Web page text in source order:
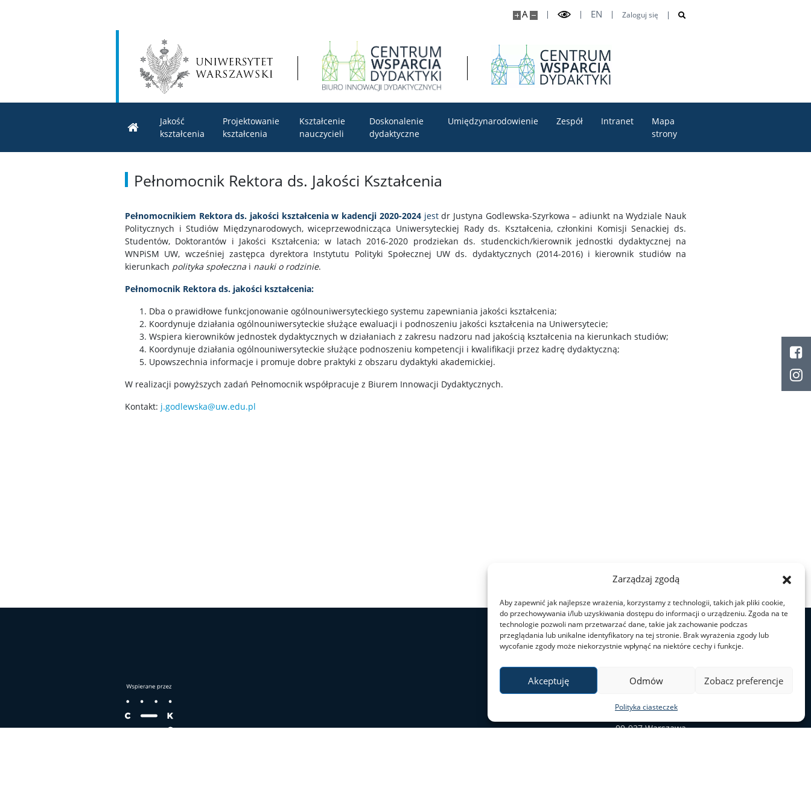
Zarządzaj zgodą
Aby zapewnić jak najlepsze wrażenia, korzystamy z technologii, takich jak pliki cookie,
do przechowywania i/lub uzyskiwania dostępu do informacji o urządzeniu. Zgoda na te
technologie pozwoli nam przetwarzać dane, takie jak zachowanie podczas
przeglądania lub unikalne identyfikatory na tej stronie. Brak wyrażenia zgody lub
wycofanie zgody może niekorzystnie wpłynąć na niektóre cechy i funkcje.
Akceptuję Odmów Zobacz preferencje
Polityka ciasteczek
A EN Zaloguj się
Jakość
kształcenia
Projektowanie
kształcenia
Kształcenie
nauczycieli
Doskonalenie
dydaktyczne
Umiędzynarodowienie Zespół Intranet
Mapa
strony
Pełnomocnik Rektora ds. Jakości Kształcenia
Pełnomocnikiem Rektora ds. jakości kształcenia w kadencji 2020-2024jestdr Justyna Godlewska-Szyrkowa – adiunkt na Wydziale Nauk
Politycznych i Studiów Międzynarodowych, wiceprzewodnicząca Uniwersyteckiej Rady ds. Kształcenia, członkini Komisji Senackiej ds.
Studentów, Doktorantów i Jakości Kształcenia; w latach 2016-2020 prodziekan ds. studenckich/kierownik jednostki dydaktycznej na
WNPiSM UW, wcześniej zastępca dyrektora Instytutu Polityki Społecznej UW ds. dydaktycznych (2014-2016) i kierownik studiów na
kierunkach polityka społeczna i nauki o rodzinie.
Pełnomocnik Rektora ds. jakości kształcenia:
Dba o prawidłowe funkcjonowanie ogólnouniwersyteckiego systemu zapewniania jakości kształcenia;
Koordynuje działania ogólnouniwersyteckie służące ewaluacji i podnoszeniu jakości kształcenia na Uniwersytecie;
Wspiera kierowników jednostek dydaktycznych w działaniach z zakresu nadzoru nad jakością kształcenia na kierunkach studiów;
Koordynuje działania ogólnouniwersyteckie służące podnoszeniu kompetencji i kwalifikacji przez kadrę dydaktyczną;
Upowszechnia informacje i promuje dobre praktyki z obszaru dydaktyki akademickiej.
W realizacji powyższych zadań Pełnomocnik współpracuje z Biurem Innowacji Dydaktycznych.
Kontakt: j.godlewska@uw.edu.pl
e-mail: bid@uw.edu.pl
ul. Krakowskie Przedmieście 26/28
Stary BUW | pok. 206
00-927 Warszawa